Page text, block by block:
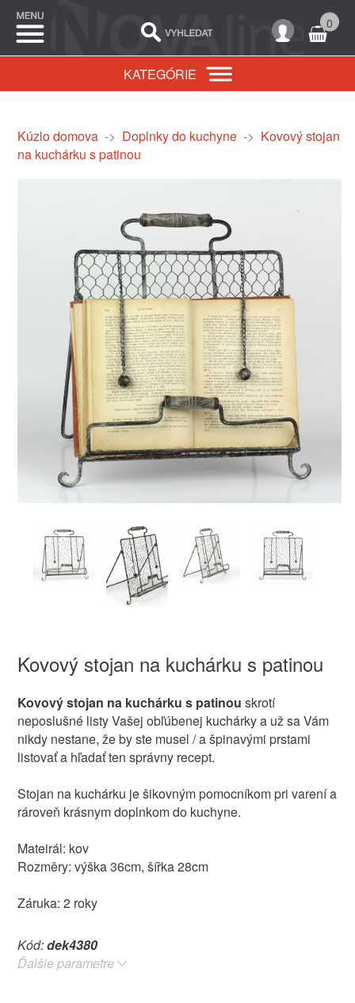
0
KATEGÓRIE
Kúzlo domova-> Doplnky do kuchyne-> Kovový stojan
na kuchárku s patinou
Kovový stojan na kuchárku s patinou
Kovový stojan na kuchárku s patinou skrotí
neposlušné listy Vašej obľúbenej kuchárky a už sa Vám
nikdy nestane, že by ste musel / a špinavými prstami
listovať a hľadať ten správny recept.
Stojan na kuchárku je šikovným pomocníkom pri varení a
rároveň krásnym doplnkom do kuchyne.
Mateirál: kov
Rozměry: výška 36cm, šířka 28cm
Záruka: 2 roky
Kód:dek4380
Ďalšie parametre